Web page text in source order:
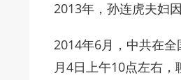
2013年，孙连虎夫妇
2014年6月，中共在
月4日上午10点左右